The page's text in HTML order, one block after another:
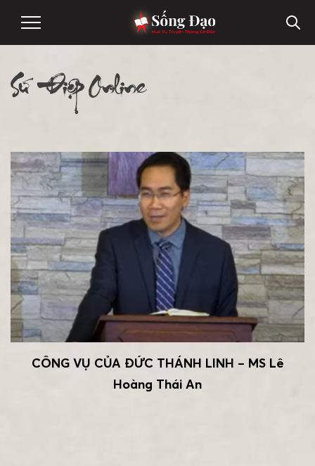
Sứ Điệp Online
CÔNG VỤ CỦA ĐỨC THÁNH LINH – MS Lê
Hoàng Thái An